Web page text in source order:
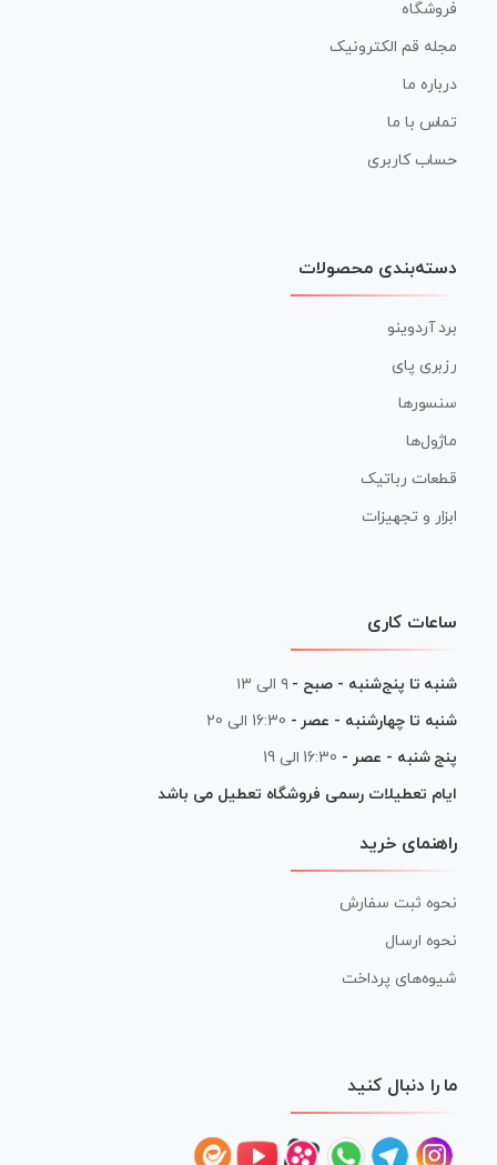
فروشگاه
مجله قم الکترونیک
درباره ما
تماس با ما
حساب کاربری
دسته‌بندی محصولات
برد آردوینو
رزبری پای
سنسورها
ماژول‌ها
قطعات رباتیک
ابزار و تجهیزات
ساعات کاری
شنبه تا پنج‌شنبه - صبح - ۹ الی ۱۳
شنبه تا چهارشنبه - عصر - 16:30 الی 20
پنج شنبه - عصر - 16:30 الی 19
ایام تعطیلات رسمی فروشگاه تعطیل می باشد
راهنمای خرید
نحوه ثبت سفارش
نحوه ارسال
شیوه‌های پرداخت
ما را دنبال کنید